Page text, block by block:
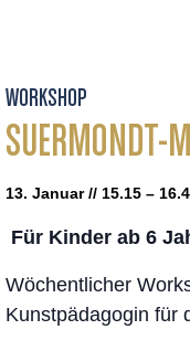
WORKSHOP
SUERMONDT-
13. Januar // 15.15 –
Für Kinder ab 6
Wöchentlicher
Kunstpädagogin für